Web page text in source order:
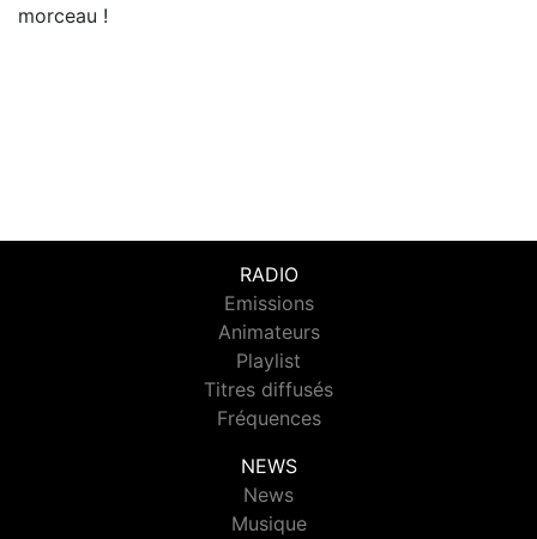
morceau !
RADIO
Emissions
Animateurs
Playlist
Titres diffusés
Fréquences
NEWS
News
Musique